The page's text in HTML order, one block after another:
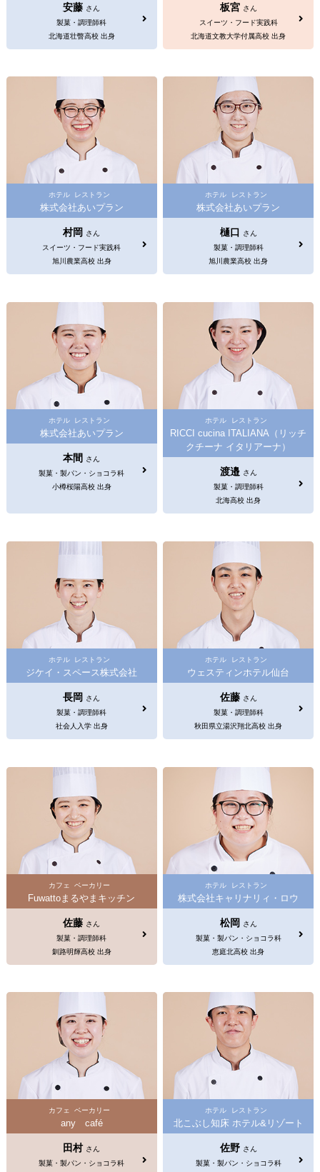
安藤 さん
製菓・調理師科
北海道壮瞥高校 出身
板宮 さん
スイーツ・フード実践科
北海道文教大学付属高校 出身
ホテル レストラン
株式会社あいプラン
村岡
さん
スイーツ・フード実践科
旭川農業高校 出身
ホテル レストラン
株式会社あいプラン
樋口
さん
製菓・調理師科
旭川農業高校 出身
ホテル レストラン
株式会社あいプラン
本間
さん
製菓・製パン・ショコラ科
小樽桜陽高校 出身
ホテル レストラン
RICCI cucina ITALIANA（リッチ
クチーナ イタリアーナ）
渡邉 さん
製菓・調理師科
北海高校 出身
ホテル レストラン
ジケイ・スペース株式会社
長岡
さん
製菓・調理師科
社会人入学 出身
ホテル レストラン
ウェスティンホテル仙台
佐藤 さん
製菓・調理師科
秋田県立湯沢翔北高校 出身
カフェ ベーカリー
Fuwattoまるやまキッチン
佐藤 さん
製菓・調理師科
釧路明輝高校 出身
ホテル レストラン
株式会社キャリナリィ・ロウ
松岡
さん
製菓・製パン・ショコラ科
恵庭北高校 出身
カフェ ベーカリー
any café
田村 さん
製菓・製パン・ショコラ科
ホテル レストラン
北こぶし知床 ホテル&リゾート
佐野 さん
製菓・製パン・ショコラ科